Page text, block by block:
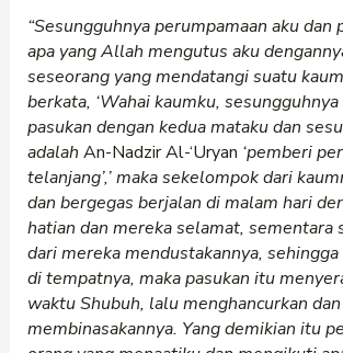
“Sesungguhnya perumpamaan aku dan
apa yang Allah mengutus aku
seseorang yang mendatangi suatu
berkata, ‘Wahai kaumku,
pasukan dengan kedua mataku dan
adalah An-Nadzir Al-‘Uryan ‘pemberi
telanjang’,’ maka sekelompok dari
dan bergegas berjalan di malam hari
hatian dan mereka selamat, sementara
dari mereka mendustakannya,
di tempatnya, maka pasukan itu
waktu Shubuh, lalu menghancurkan dan
membinasakannya. Yang demikian itu